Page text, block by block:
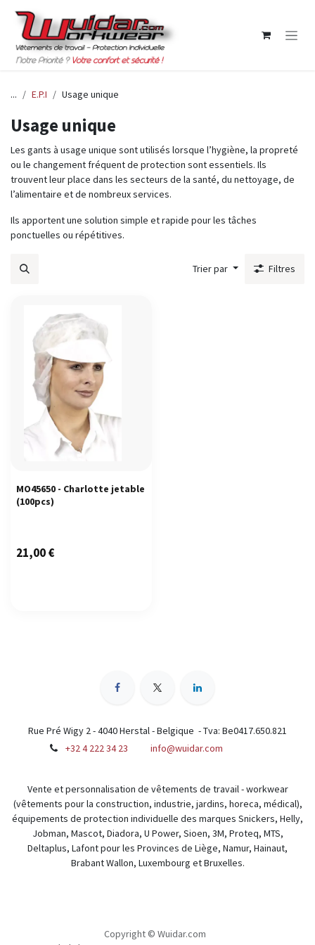
... E.P.I Usage unique
Usage unique
Les gants à usage unique sont utilisés lorsque l’hygiène, la propreté
ou le changement fréquent de protection sont essentiels. Ils
trouvent leur place dans les secteurs de la santé, du nettoyage, de
l’alimentaire et de nombreux services.
Ils apportent une solution simple et rapide pour les tâches
ponctuelles ou répétitives.
Trier par Filtres
MO45650 - Charlotte jetable
(100pcs)
21,00€
Rue Pré Wigy 2 - 4040 Herstal - Belgique - Tva: Be0417.650.821
+32 4 222 34 23
info@wuidar.com
Vente et personnalisation de vêtements de travail - workwear
(vêtements pour la construction, industrie, jardins, horeca, médical),
équipements de protection individuelle des marques Snickers, Helly,
Jobman, Mascot, Diadora, U Power, Sioen, 3M, Proteq, MTS,
Deltaplus, Lafont pour les Provinces de Liège, Namur, Hainaut,
Brabant Wallon, Luxembourg et Bruxelles.
Copyright © Wuidar.com